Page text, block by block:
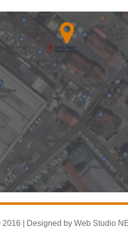
| Designed by Web Studio